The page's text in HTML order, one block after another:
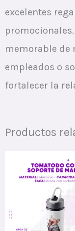
excelentes
memorable de
empleados o
fortalecer la
Productos